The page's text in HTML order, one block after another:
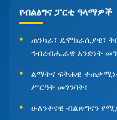
የብልፅግና ፓርቲ ዓላማዎች
ጠንካራ፣ ዴሞክራሲያዊ፣
ኅብረብሔራዊ አንድነት
ልማትና ፍትሐዊ
ሥርዓት መገንባት፤
ሁለንተናዊ ብልጽግናን